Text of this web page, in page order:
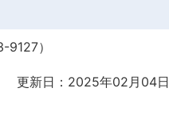
）
更新日：2025年02月04日